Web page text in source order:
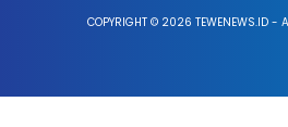
COPYRIGHT © 2026 TEWENEWS.ID -